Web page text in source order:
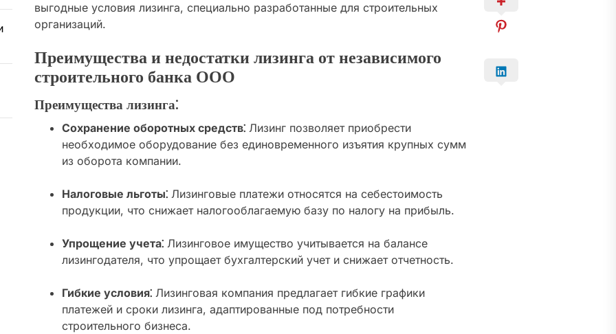
выгодные условия лизинга, специально разработанные для строительных
организаций.
Преимущества и недостатки лизинга от независимого
строительного банка ООО
Преимущества лизинга⁚
Сохранение оборотных средств⁚ Лизинг позволяет приобрести
необходимое оборудование без единовременного изъятия крупных сумм
из оборота компании.
Налоговые льготы⁚ Лизинговые платежи относятся на себестоимость
продукции, что снижает налогооблагаемую базу по налогу на прибыль.
Упрощение учета⁚ Лизинговое имущество учитывается на балансе
лизингодателя, что упрощает бухгалтерский учет и снижает отчетность.
Гибкие условия⁚ Лизинговая компания предлагает гибкие графики
платежей и сроки лизинга, адаптированные под потребности
строительного бизнеса.